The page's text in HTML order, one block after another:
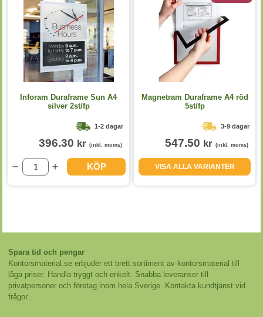
Inforam Duraframe Sun A4
silver 2st/fp
1-2 dagar
396.30 kr (inkl. moms)
KÖP
Magnetram Duraframe A4 röd
5st/fp
3-9 dagar
547.50 kr (inkl. moms)
VISA ALLA VARIANTER
Spara tid och pengar
Kontorsmaterial.se erbjuder ett brett sortiment av kontorsmaterial till
låga priser. Handla tryggt och enkelt. Snabba leveranser till
privatpersoner och företag inom hela Sverige. Kontakta kundtjänst vid
frågor.